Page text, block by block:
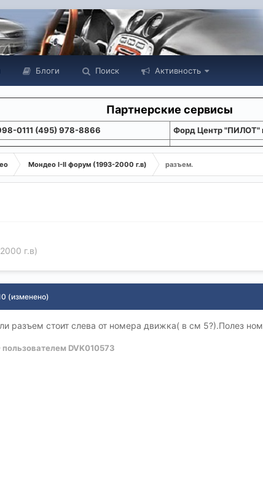
Блоги Поиск Активность
Партнерские сервисы
0111 (495) 978-8866 Форд Центр "ПИЛОТ"
Мондео I-II форум (1993-2000 г.в) разъем.
г.в)
(изменено)
разъем стоит слева от номера движка( в см 5?).Полез
пользователем DVK010573